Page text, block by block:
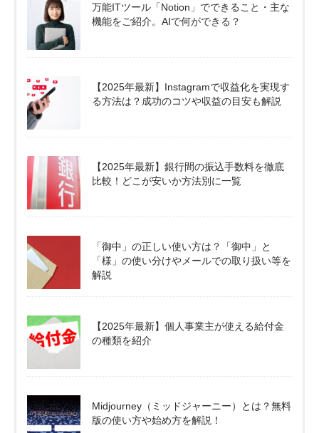
万能ITツール「Notion」でできること・主な
機能をご紹介。AIで何ができる？
【2025年最新】Instagramで収益化を実現す
る方法は？成功のコツや収益の目安も解説
【2025年最新】銀行間の振込手数料を徹底
比較！どこが安いか方法別に一覧
「御中」の正しい使い方は？「御中」と
「様」の使い分けやメールでの取り扱い等を
解説
【2025年最新】個人事業主が使える給付金
の種類を紹介
Midjourney（ミッドジャーニー）とは？無料
版の使い方や始め方を解説！